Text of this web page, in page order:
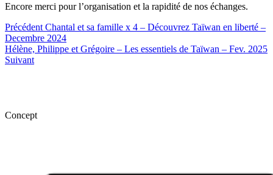
Encore merci pour l’organisation et la rapidité de nos échanges.
Précédent Chantal et sa famille x 4 – Découvrez Taïwan en liberté –
Decembre 2024
Hélène, Philippe et Grégoire – Les essentiels de Taïwan – Fev. 2025
Suivant
Concept